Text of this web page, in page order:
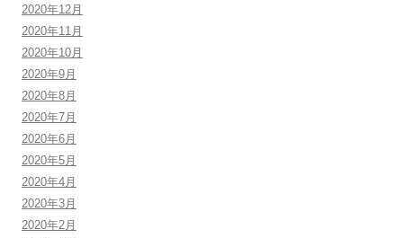
2020年12月
2020年11月
2020年10月
2020年9月
2020年8月
2020年7月
2020年6月
2020年5月
2020年4月
2020年3月
2020年2月